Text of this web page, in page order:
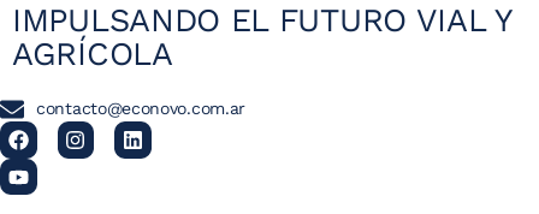
IMPULSANDO EL FUTURO VIAL Y
AGRÍCOLA
contacto@econovo.com.ar